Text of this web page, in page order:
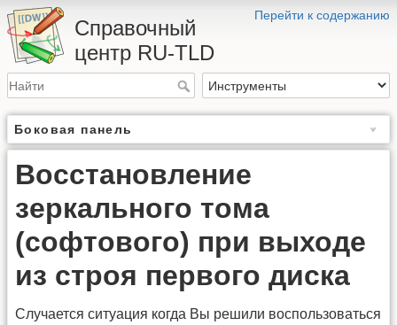
Перейти к содержанию
Справочный
центр RU-TLD
Боковая панель
Восстановление
зеркального тома
(софтового) при выходе
из строя первого диска
Случается ситуация когда Вы решили воспользоваться